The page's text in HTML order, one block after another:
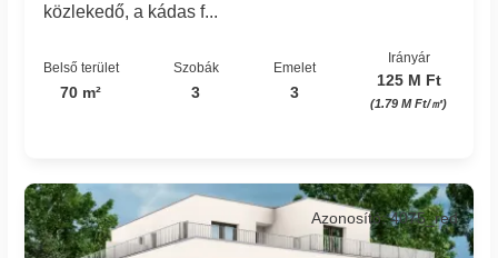
közlekedő, a kádas f...
Belső terület
70 m²
Szobák
3
Emelet
3
Irányár
125 M Ft
(1.79 M Ft/㎡)
Azonosító: 4075_red